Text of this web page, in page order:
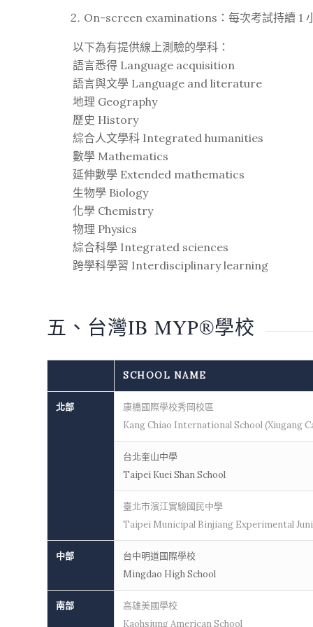
On-screen examinations：每次考試持續 1
以下為有提供線上測驗的學科：
語言悉得 Language acquisition
語言與文學 Language and literature
地理 Geography
歷史 History
綜合人文學科 Integrated humanities
數學 Mathematics
延伸數學 Extended mathematics
生物學 Biology
化學 Chemistry
物理 Physics
綜合科學 Integrated sciences
跨學科學習 Interdisciplinary learning
五、台灣IB MYP®學校
SCHOOL NAME
北部
康橋國際學校秀岡校區
Kang Chiao International School (Xiugang
台北奎山中學
Taipei Kuei Shan School
臺北市濱江實驗國民中學
Taipei Municipal Binjiang Experimental
中部
台中明道國際學校
Mingdao High School
南部
高雄美國學校
Kaohsiung American School